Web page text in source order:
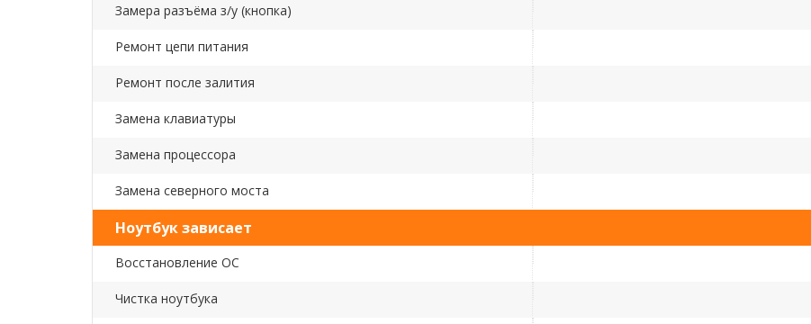
Замера разъёма з/у (кнопка)
Ремонт цепи питания
Ремонт после залития
Замена клавиатуры
Замена процессора
Замена северного моста
Ноутбук зависает
Восстановление ОС
Чистка ноутбука